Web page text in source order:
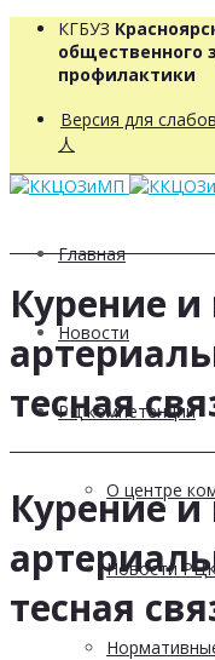
КГБУЗ
общественного
профилактики
Версия для
人
Главная
Новости
РЦ компетенций
О центре
Новости
Курение и
тесная
Курение и
тесная